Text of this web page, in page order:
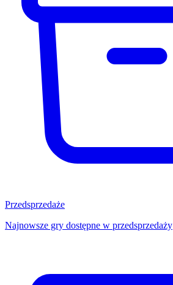
Przedsprzedaże
Najnowsze gry dostępne w przedsprzedaży